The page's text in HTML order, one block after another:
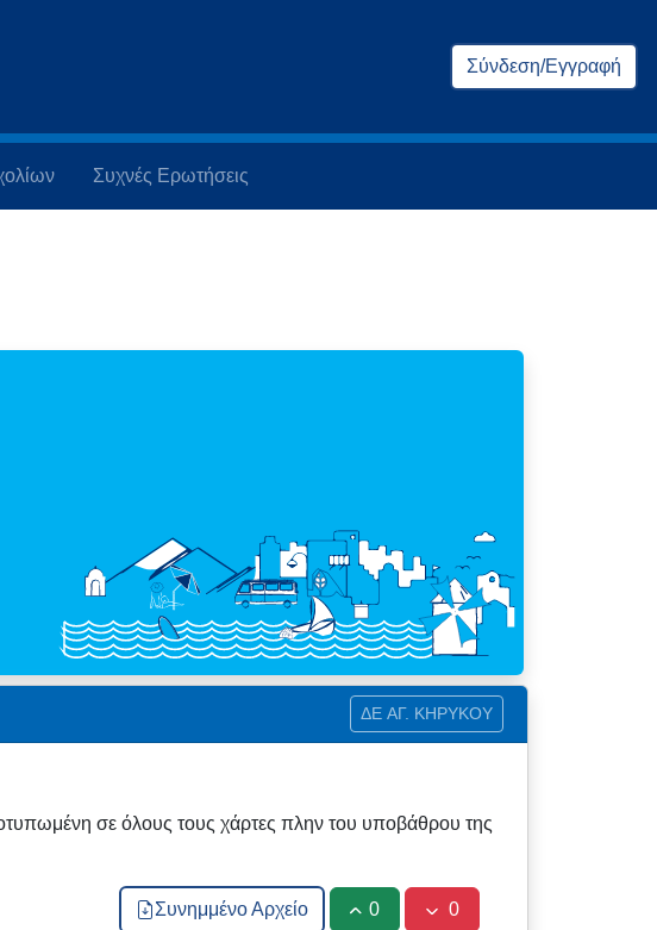
Σύνδεση/Εγγραφή
Συχνές Ερωτήσεις
ΔΕ ΑΓ. ΚΗΡΥΚΟΥ
σε όλους τους χάρτες πλην του υποβάθρου της
Συνημμένο Αρχείο 0 0